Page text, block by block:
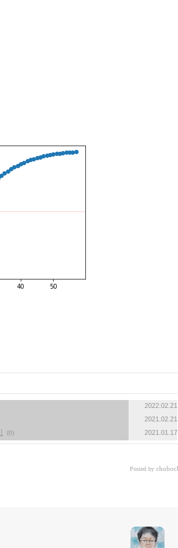
2022.02.21
2021.02.21
(0) 2021.01.17
Posted by